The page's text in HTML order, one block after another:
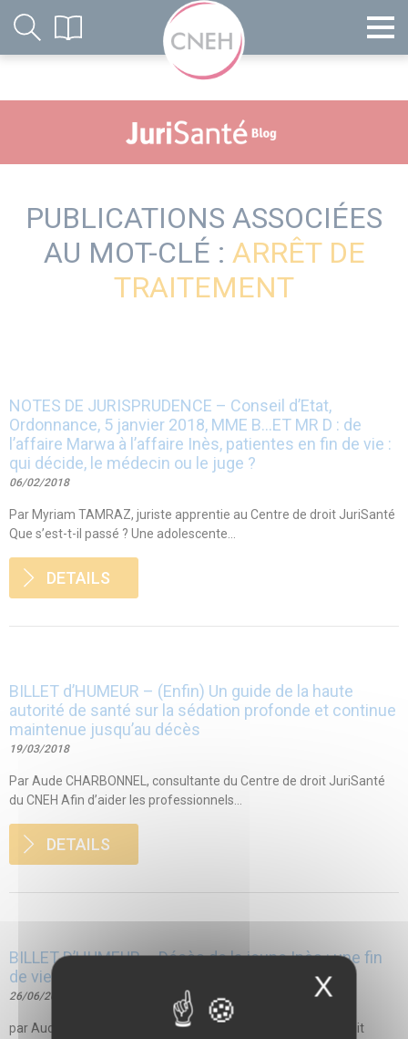
PUBLICATIONS ASSOCIÉES
AU MOT-CLÉ : ARRÊT DE
TRAITEMENT
NOTES DE JURISPRUDENCE – Conseil d’Etat,
Ordonnance, 5 janvier 2018, MME B…ET MR D : de
l’affaire Marwa à l’affaire Inès, patientes en fin de vie :
qui décide, le médecin ou le juge ?
06/02/2018
Par Myriam TAMRAZ, juriste apprentie au Centre de droit JuriSanté
Que s’est-t-il passé ? Une adolescente...
DETAILS
BILLET d’HUMEUR – (Enfin) Un guide de la haute
autorité de santé sur la sédation profonde et continue
maintenue jusqu’au décès
19/03/2018
Par Aude CHARBONNEL, consultante du Centre de droit JuriSanté
du CNEH Afin d’aider les professionnels...
DETAILS
BILLET D’HUMEUR – Décès de la jeune Inès : une fin
de vie douloureuse dans les faits… et en droit ?
26/06/2018
par Aude CHARBONNEL, juriste, consultante du centre de droit
X